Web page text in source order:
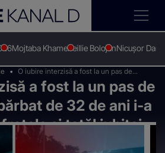
Mojtaba KhameneiIlie BolojanNicușor Dan
O iubire interzisă a fost la un pas de
tragedie! Un bărbat de 32 de ani i-a
înjunghiat pe fratele și tatăl iubitei cu 18
ani mai mică
a fost la un pas de
de 32 de ani i-a
și tatăl iubitei